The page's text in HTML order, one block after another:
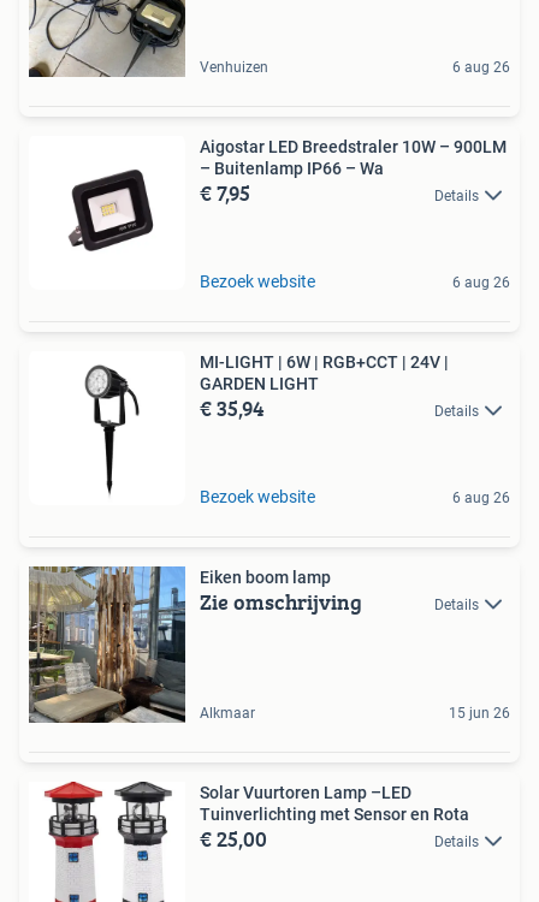
Venhuizen 6 aug 26
Aigostar LED Breedstraler 10W – 900LM
– Buitenlamp IP66 – Wa
€ 7,95 Details
Bezoek website 6 aug 26
MI-LIGHT | 6W | RGB+CCT | 24V |
GARDEN LIGHT
€ 35,94 Details
Bezoek website 6 aug 26
Eiken boom lamp
Zie omschrijving Details
Alkmaar 15 jun 26
Solar Vuurtoren Lamp –LED
Tuinverlichting met Sensor en Rota
€ 25,00 Details